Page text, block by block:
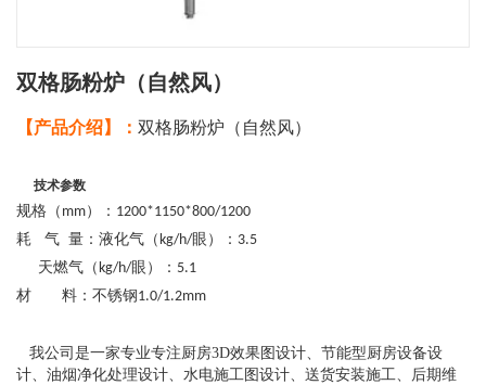
双格肠粉炉（自然风）
【产品介绍】： 双格肠粉炉（自然风）
技术参数
规格（ mm）： 1200*1150*800/1200
耗 气 量：液化气（kg/h/眼）： 3.5
天燃气（kg/h/眼）： 5.1
材 料：不锈钢 1.0/1.2mm
我公司是一家专业专注厨房3D效果图设计、节能型厨房设备设
计、油烟净化处理设计、水电施工图设计、送货安装施工、后期维